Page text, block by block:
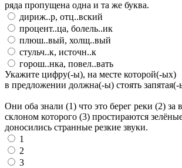
ряда пропущена одна и та же буква.
дириж..р, отц..вский
процент..ца, болель..ик
плюш..вый, холщ..вый
стульч..к, источн..к
горош..нка, повел..вать
Укажите цифру(-ы), на месте которой(-ых)
в предложении должна(-ы) стоять запятая(-
Они оба знали (1) что это берег реки (2) за
склоном которого (3) простираются
доносились странные резкие звуки.
1
2
3